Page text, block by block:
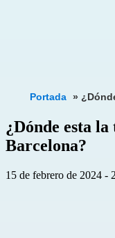
Portada »
¿Dónde esta
Barcelona?
Publicada
15 de febrero de 2024 -